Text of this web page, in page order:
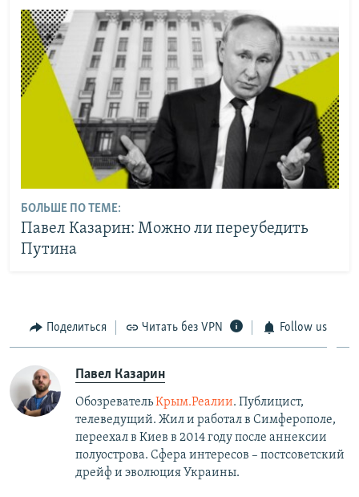
БОЛЬШЕ ПО ТЕМЕ:
Павел Казарин: Можно ли переубедить
Путина
Поделиться Читать без VPN Follow us
Павел Казарин
ОбозревательКрым.Реалии. Публицист,
телеведущий. Жил и работал в Симферополе,
переехал в Киев в 2014 году после аннексии
полуострова. Сфера интересов – постсоветский
дрейф и эволюция Украины.